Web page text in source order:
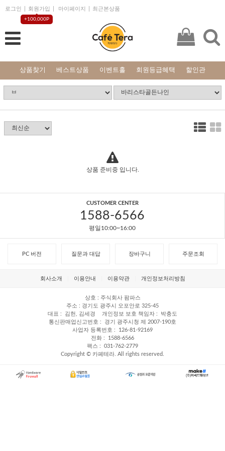
로그인 회원가입
+100,000P
마이페이지 최근본상품
상품찾기 베스트상품 이벤트홀 회원등급혜택 할인관
상품 준비중 입니다.
CUSTOMER CENTER
1588-6566
평일10:00~16:00
PC 버전 질문과 대답 장바구니 주문조회
회사소개 이용안내 이용약관 개인정보처리방침
상호
주식회사 팜파스
주소
경기도 광주시 오포안로 325-45
대표
김헌, 김세경 개인정보 보호 책임자
박충도
통신판매업신고번호
경기 광주시청 제 2007-190호
사업자 등록번호
126-81-92169
전화
1588-6566
팩스
031-762-2779
Copyright © 카페테라. All rights reserved.